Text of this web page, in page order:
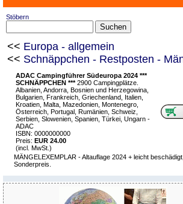
Stöbern
<< Europa - allgemein
<< Schnäppchen - Restposten -
ADAC Campingführer Südeuropa 2024 ***
SCHNÄPPCHEN ***2900 Campingplätze.
Albanien, Andorra, Bosnien und Herzegowina,
Bulgarien, Frankreich, Griechenland, Italien,
Kroatien, Malta, Mazedonien, Montenegro,
Österreich, Portugal, Rumänien, Schweiz,
Serbien, Slowenien, Spanien, Türkei, Ungarn -
ADAC
ISBN: 0000000000
Preis: EUR 24.00
(incl. MwSt.)
MÄNGELEXEMPLAR - Altauflage 2024 + leicht
Sonderpreis.